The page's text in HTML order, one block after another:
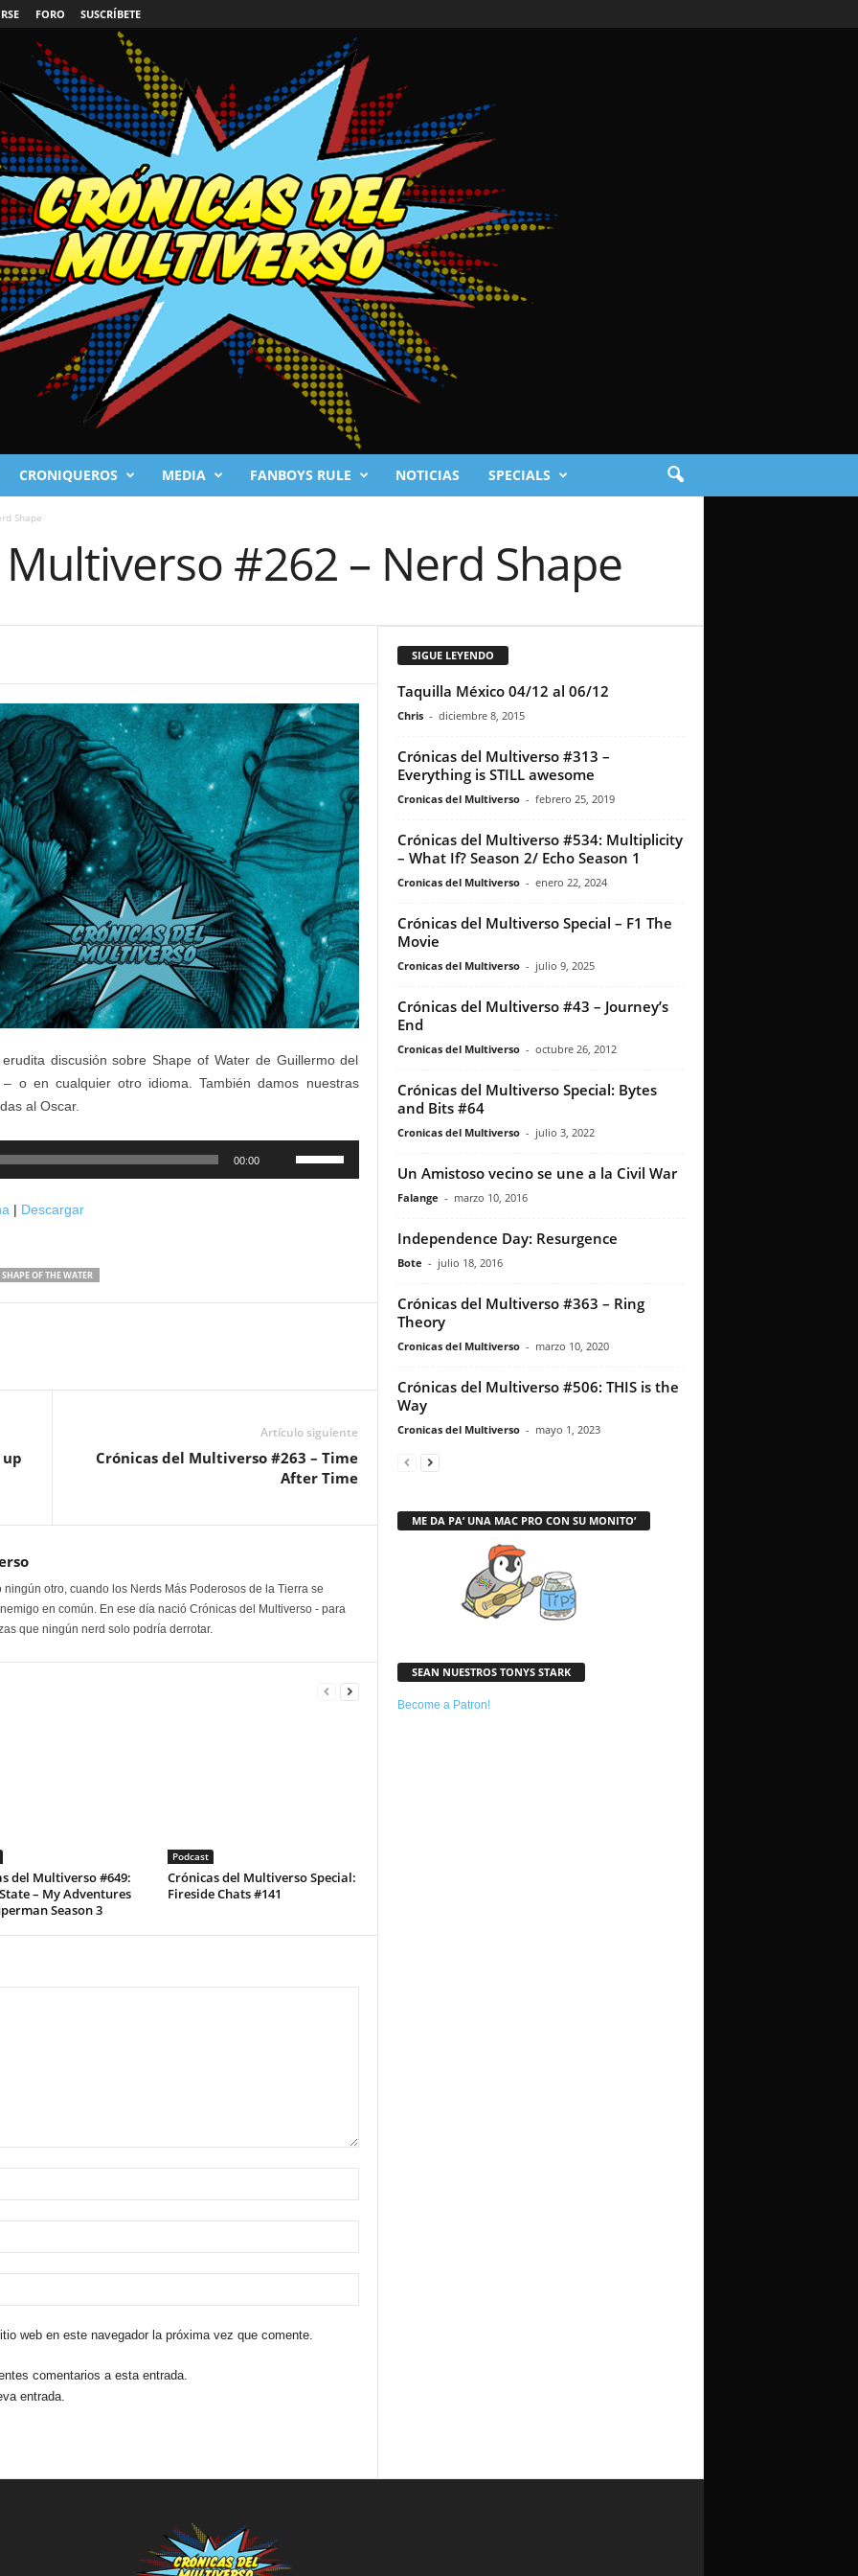
FORO SUSCRÍBETE
CRONIQUEROS MEDIA FANBOYS RULE NOTICIAS SPECIALS
Shape
#262 – Nerd Shape
discusión sobre Shape of Water de Guillermo del
o en cualquier otro idioma. También damos nuestras
al Oscar.
00:00
| Descargar
SHAPE OF THE WATER
Artículo siguiente
Crónicas del Multiverso #263 – Time
After Time
ningún otro, cuando los Nerds Más Poderosos de la Tierra se
en común. En ese día nació Crónicas del Multiverso - para
que ningún nerd solo podría derrotar.
del Multiverso #649:
– My Adventures
Season 3
Podcast
Crónicas del Multiverso Special:
Fireside Chats #141
web en este navegador la próxima vez que comente.
comentarios a esta entrada.
entrada.
SIGUE LEYENDO
Taquilla México 04/12 al 06/12
Chris - diciembre 8, 2015
Crónicas del Multiverso #313 –
Everything is STILL awesome
Cronicas del Multiverso - febrero 25, 2019
Crónicas del Multiverso #534: Multiplicity
– What If? Season 2/ Echo Season 1
Cronicas del Multiverso - enero 22, 2024
Crónicas del Multiverso Special – F1 The
Movie
Cronicas del Multiverso - julio 9, 2025
Crónicas del Multiverso #43 – Journey’s
End
Cronicas del Multiverso - octubre 26, 2012
Crónicas del Multiverso Special: Bytes
and Bits #64
Cronicas del Multiverso - julio 3, 2022
Un Amistoso vecino se une a la Civil War
Falange - marzo 10, 2016
Independence Day: Resurgence
Bote - julio 18, 2016
Crónicas del Multiverso #363 – Ring
Theory
Cronicas del Multiverso - marzo 10, 2020
Crónicas del Multiverso #506: THIS is the
Way
Cronicas del Multiverso - mayo 1, 2023
ME DA PA’ UNA MAC PRO CON SU MONITO’
SEAN NUESTROS TONYS STARK
Become a Patron!